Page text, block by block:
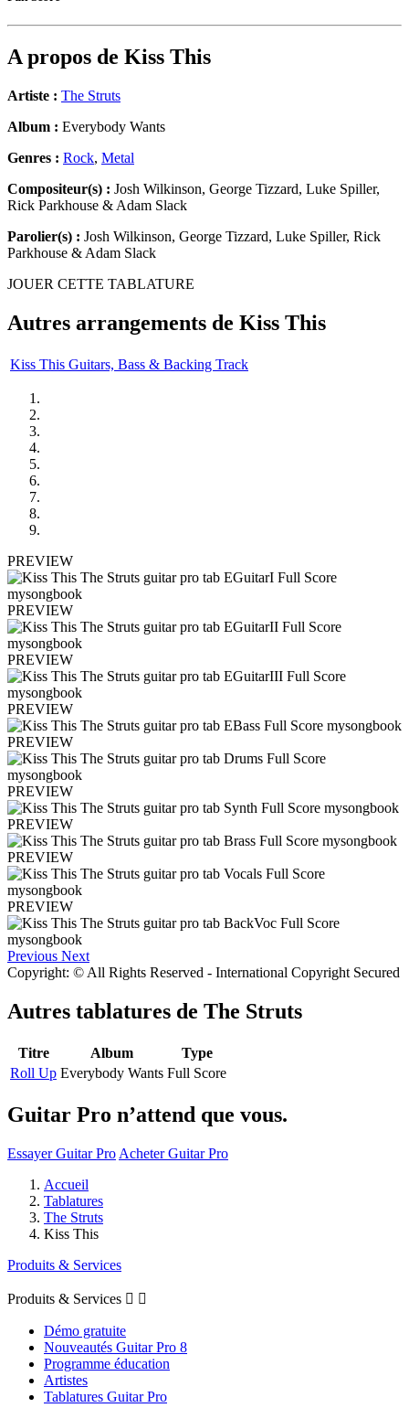
A propos de Kiss This
Artiste : The Struts
Album : Everybody Wants
Genres : Rock, Metal
Compositeur(s) : Josh Wilkinson, George Tizzard, Luke Spiller,
Rick Parkhouse & Adam Slack
Parolier(s) : Josh Wilkinson, George Tizzard, Luke Spiller, Rick
Parkhouse & Adam Slack
JOUER CETTE TABLATURE
Autres arrangements de Kiss This
Kiss This Guitars, Bass & Backing Track
PREVIEW
PREVIEW
PREVIEW
PREVIEW
PREVIEW
PREVIEW
PREVIEW
PREVIEW
PREVIEW
Previous Next
Copyright: © All Rights Reserved - International Copyright Secured
Autres tablatures de The Struts
Titre Album
Type
Roll Up Everybody Wants Full Score
Guitar Pro n’attend que vous.
Essayer Guitar Pro Acheter Guitar Pro
Accueil
Tablatures
The Struts
Kiss This
Produits & Services
Produits & Services  
Démo gratuite
Nouveautés Guitar Pro 8
Programme éducation
Artistes
Tablatures Guitar Pro